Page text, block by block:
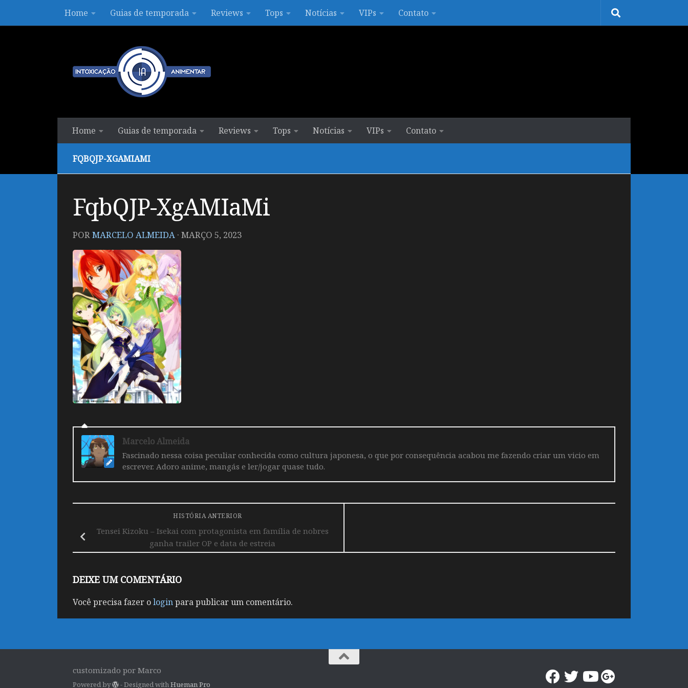
Skip to contentHome Guias de temporada Reviews Tops Notícias VIPs Contato
Home Guias de temporada Reviews Tops Notícias VIPs Contato
FQBQJP-XGAMIAMI
FqbQJP-XgAMIaMi
PORMARCELO ALMEIDA · MARÇO 5, 2023
Marcelo Almeida
Fascinado nessa coisa peculiar conhecida como cultura japonesa, o que por consequência acabou me fazendo criar um vicio em
escrever. Adoro anime, mangás e ler/jogar quase tudo.
HISTÓRIA ANTERIOR
Tensei Kizoku – Isekai com protagonista em família de nobres
ganha trailer OP e data de estreia
DEIXE UM COMENTÁRIO
Você precisa fazer ologinpara publicar um comentário.
customizado por Marco
Powered by - Designed withHueman Pro